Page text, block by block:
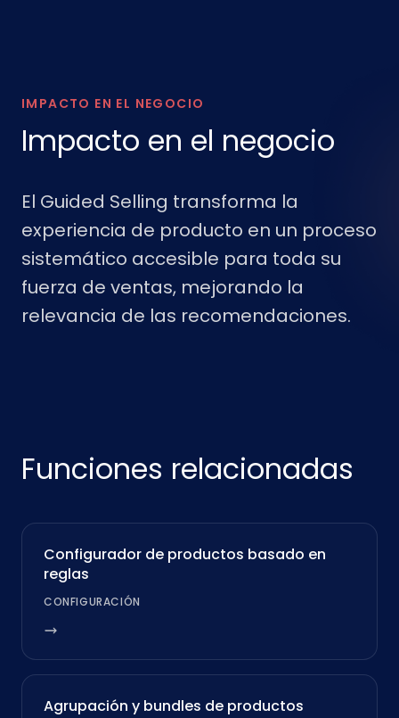
IMPACTO EN EL NEGOCIO
Impacto en el negocio
El Guided Selling transforma la
experiencia de producto en un proceso
sistemático accesible para toda su
fuerza de ventas, mejorando la
relevancia de las recomendaciones.
Funciones relacionadas
Configurador de productos basado en
reglas
CONFIGURACIÓN
Agrupación y bundles de productos